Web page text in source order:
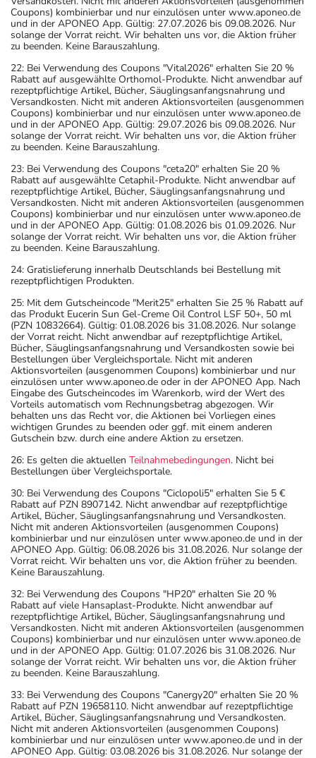
Coupons) kombinierbar und nur einzulösen unter www.aponeo.de
und in der APONEO App. Gültig: 27.07.2026 bis 09.08.2026. Nur
solange der Vorrat reicht. Wir behalten uns vor, die Aktion früher
zu beenden. Keine Barauszahlung.
22: Bei Verwendung des Coupons "Vital2026" erhalten Sie 20 %
Rabatt auf ausgewählte Orthomol-Produkte. Nicht anwendbar auf
rezeptpflichtige Artikel, Bücher, Säuglingsanfangsnahrung und
Versandkosten. Nicht mit anderen Aktionsvorteilen (ausgenommen
Coupons) kombinierbar und nur einzulösen unter www.aponeo.de
und in der APONEO App. Gültig: 29.07.2026 bis 09.08.2026. Nur
solange der Vorrat reicht. Wir behalten uns vor, die Aktion früher
zu beenden. Keine Barauszahlung.
23: Bei Verwendung des Coupons "ceta20" erhalten Sie 20 %
Rabatt auf ausgewählte Cetaphil-Produkte. Nicht anwendbar auf
rezeptpflichtige Artikel, Bücher, Säuglingsanfangsnahrung und
Versandkosten. Nicht mit anderen Aktionsvorteilen (ausgenommen
Coupons) kombinierbar und nur einzulösen unter www.aponeo.de
und in der APONEO App. Gültig: 01.08.2026 bis 01.09.2026. Nur
solange der Vorrat reicht. Wir behalten uns vor, die Aktion früher
zu beenden. Keine Barauszahlung.
24: Gratislieferung innerhalb Deutschlands bei Bestellung mit
rezeptpflichtigen Produkten.
25: Mit dem Gutscheincode "Merit25" erhalten Sie 25 % Rabatt auf
das Produkt Eucerin Sun Gel-Creme Oil Control LSF 50+, 50 ml
(PZN 10832664). Gültig: 01.08.2026 bis 31.08.2026. Nur solange
der Vorrat reicht. Nicht anwendbar auf rezeptpflichtige Artikel,
Bücher, Säuglingsanfangsnahrung und Versandkosten sowie bei
Bestellungen über Vergleichsportale. Nicht mit anderen
Aktionsvorteilen (ausgenommen Coupons) kombinierbar und nur
einzulösen unter www.aponeo.de oder in der APONEO App. Nach
Eingabe des Gutscheincodes im Warenkorb, wird der Wert des
Vorteils automatisch vom Rechnungsbetrag abgezogen. Wir
behalten uns das Recht vor, die Aktionen bei Vorliegen eines
wichtigen Grundes zu beenden oder ggf. mit einem anderen
Gutschein bzw. durch eine andere Aktion zu ersetzen.
26: Es gelten die aktuellen Teilnahmebedingungen. Nicht bei
Bestellungen über Vergleichsportale.
30: Bei Verwendung des Coupons "Ciclopoli5" erhalten Sie 5 €
Rabatt auf PZN 8907142. Nicht anwendbar auf rezeptpflichtige
Artikel, Bücher, Säuglingsanfangsnahrung und Versandkosten.
Nicht mit anderen Aktionsvorteilen (ausgenommen Coupons)
kombinierbar und nur einzulösen unter www.aponeo.de und in der
APONEO App. Gültig: 06.08.2026 bis 31.08.2026. Nur solange der
Vorrat reicht. Wir behalten uns vor, die Aktion früher zu beenden.
Keine Barauszahlung.
32: Bei Verwendung des Coupons "HP20" erhalten Sie 20 %
Rabatt auf viele Hansaplast-Produkte. Nicht anwendbar auf
rezeptpflichtige Artikel, Bücher, Säuglingsanfangsnahrung und
Versandkosten. Nicht mit anderen Aktionsvorteilen (ausgenommen
Coupons) kombinierbar und nur einzulösen unter www.aponeo.de
und in der APONEO App. Gültig: 01.07.2026 bis 31.08.2026. Nur
solange der Vorrat reicht. Wir behalten uns vor, die Aktion früher
zu beenden. Keine Barauszahlung.
33: Bei Verwendung des Coupons "Canergy20" erhalten Sie 20 %
Rabatt auf PZN 19658110. Nicht anwendbar auf rezeptpflichtige
Artikel, Bücher, Säuglingsanfangsnahrung und Versandkosten.
Nicht mit anderen Aktionsvorteilen (ausgenommen Coupons)
kombinierbar und nur einzulösen unter www.aponeo.de und in der
APONEO App. Gültig: 03.08.2026 bis 31.08.2026. Nur solange der